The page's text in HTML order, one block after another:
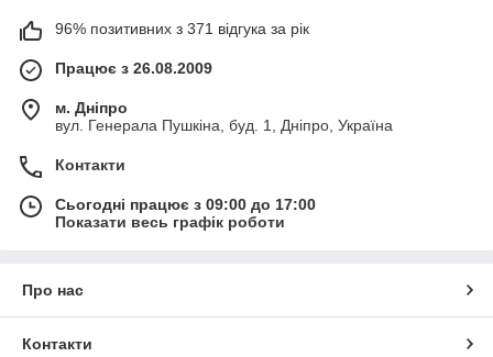
96% позитивних з 371 відгука за рік
Працює з 26.08.2009
м. Дніпро
вул. Генерала Пушкіна, буд. 1, Дніпро, Україна
Контакти
Сьогодні працює з 09:00 до 17:00
Показати весь графік роботи
Про нас
Контакти